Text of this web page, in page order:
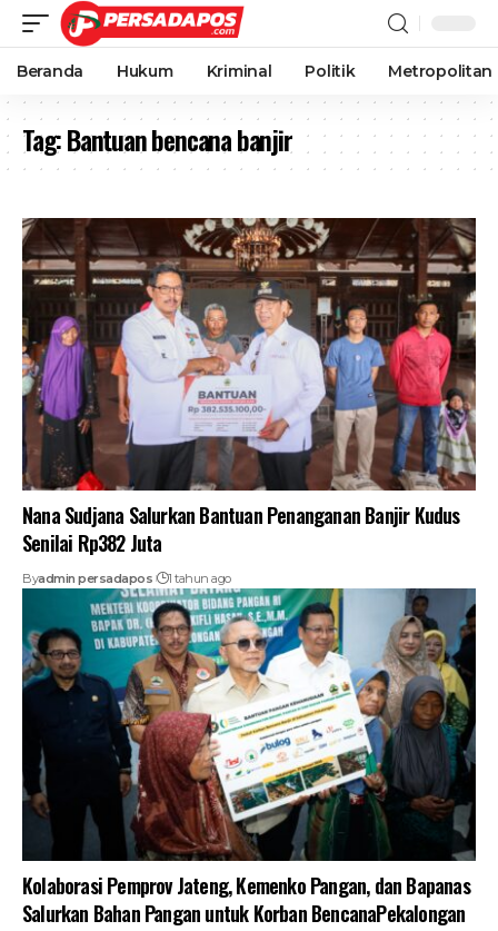
Beranda Hukum Kriminal Politik Metropolitan
Tag:Bantuan bencana banjir
Nana Sudjana Salurkan Bantuan Penanganan Banjir Kudus
Senilai Rp382 Juta
Byadmin persadapos 1 tahun ago
Kolaborasi Pemprov Jateng, Kemenko Pangan, dan Bapanas
Salurkan Bahan Pangan untuk Korban BencanaPekalongan